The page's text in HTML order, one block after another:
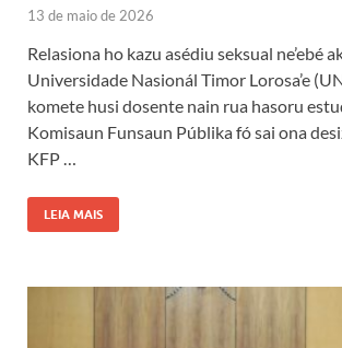
13 de maio de 2026
Relasiona ho kazu asédiu seksual ne’ebé
Universidade Nasionál Timor Lorosa’e
komete husi dosente nain rua hasoru
Komisaun Funsaun Públika fó sai ona
KFP …
LEIA MAIS